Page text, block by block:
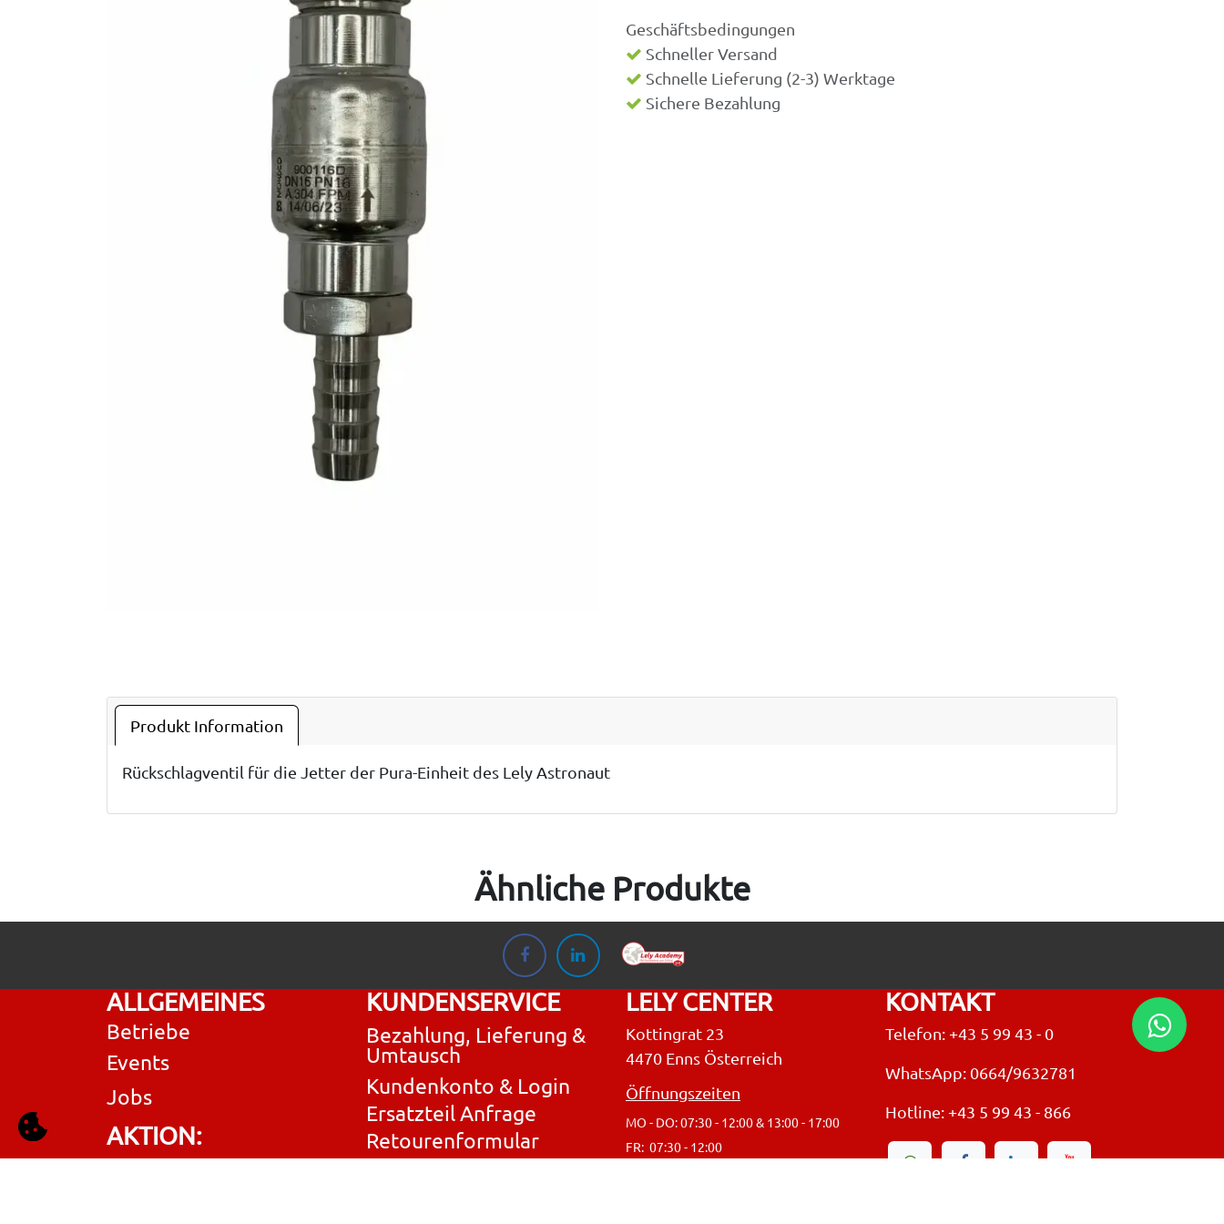
Geschäftsbedingungen
Schneller Versand
Schnelle Lieferung (2-3) Werktage
Sichere Bezahlung
Produkt Information
Rückschlagventil für die Jetter der Pura-Einheit des Lely Astronaut
Ähnliche Produkte
ALLGEMEINES
Betriebe
Events
Jobs
AKTION:
KUNDENSERVICE
Bezahlung, Lieferung &
Umtausch
Kundenkonto & Login
Ersatzteil Anfrage
Retourenformular
LELY CENTER
Kottingrat 23
4470 Enns Österreich
Öffnungszeiten
MO - DO: 07:30 - 12:00 & 13:00 - 17:00
FR: 07:30 - 12:00
KONTAKT
Telefon: +43 5 99 43 - 0
WhatsApp: 0664/9632781
Hotline: +43 5 99 43 - 866